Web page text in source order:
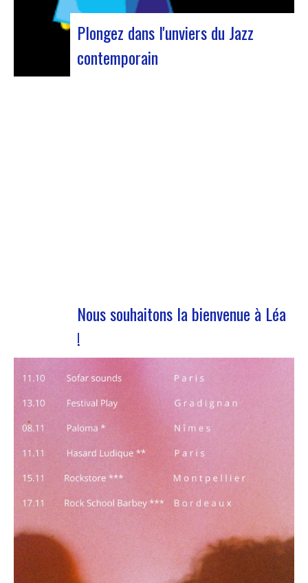
Plongez dans l'unviers du Jazz
contemporain
Nous souhaitons la bienvenue à Léa
!
Nous accueillons notre nouvelle volontaire en
service civique Nous avons le plaisir de vous
annoncer l’arrivée de Léa Plumaugat dans l’équipe
de Manag’art !!Arrivée début novembre, on se
devait de vous la présenter ! Léa nous a rejoint à
la suite de l’obtention de son…